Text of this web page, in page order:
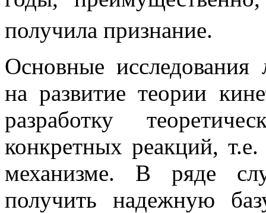
получила признание.
Основные исследования
на развитие теории
разработку
конкретных реакций,
механизме. В ряде
получить надежную